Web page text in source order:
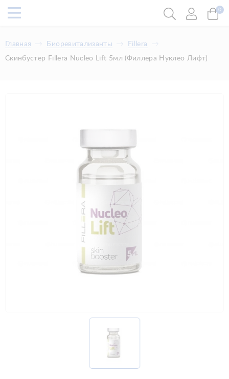
0
Главная Биоревитализанты
Fillera
Скинбустер Fillera Nucleo Lift 5мл (Филлера Нуклео Лифт)